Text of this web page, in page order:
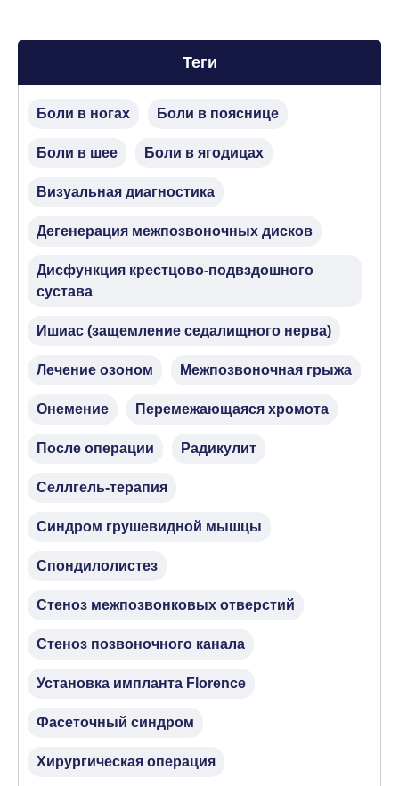
Теги
Боли в ногах Боли в пояснице
Боли в шее Боли в ягодицах
Визуальная диагностика
Дегенерация межпозвоночных дисков
Дисфункция крестцово-подвздошного
сустава
Ишиас (защемление седалищного нерва)
Лечение озоном Межпозвоночная грыжа
Онемение Перемежающаяся хромота
После операции Радикулит
Селлгель-терапия
Синдром грушевидной мышцы
Спондилолистез
Стеноз межпозвонковых отверстий
Стеноз позвоночного канала
Установка импланта Florence
Фасеточный синдром
Хирургическая операция